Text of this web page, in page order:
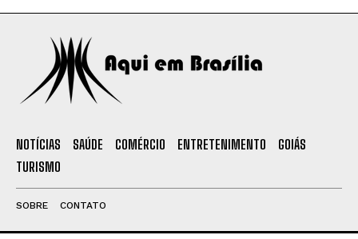
NOTÍCIAS SAÚDE COMÉRCIO ENTRETENIMENTO
GOIÁS
TURISMO
SOBRE CONTATO